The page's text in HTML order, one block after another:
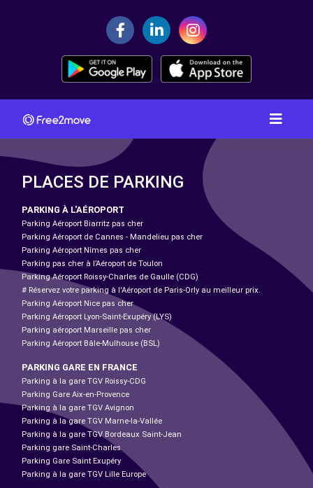
PLACES DE PARKING
PARKING À L'AÉROPORT
Parking Aéroport Biarritz pas cher
Parking Aéroport de Cannes - Mandelieu pas cher
Parking Aéroport Nîmes pas cher
Parking pas cher à l’Aéroport de Toulon
Parking Aéroport Roissy-Charles de Gaulle (CDG)
# Réservez votre parking à l'Aéroport de Paris-Orly au meilleur prix.
Parking Aéroport Nice pas cher
Parking Aéroport Lyon-Saint-Exupéry (LYS)
Parking aéroport Marseille pas cher
Parking Aéroport Bâle-Mulhouse (BSL)
PARKING GARE EN FRANCE
Parking à la gare TGV Roissy-CDG
Parking Gare Aix-en-Provence
Parking à la gare TGV Avignon
Parking à la gare TGV Marne-la-Vallée
Parking à la gare TGV Bordeaux Saint-Jean
Parking gare Saint-Charles
Parking Gare Saint Exupéry
Parking à la gare TGV Lille Europe